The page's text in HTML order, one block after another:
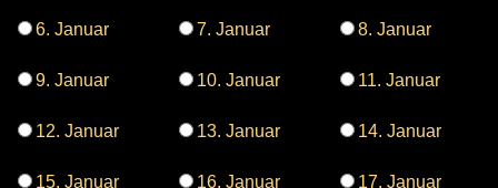
6. Januar 7. Januar 8. Januar
9. Januar 10. Januar 11. Januar
12. Januar 13. Januar 14. Januar
15. Januar 16. Januar 17. Januar